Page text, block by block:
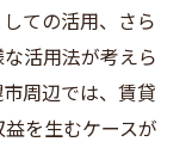
ての活用、さら
活用法が考えら
周辺では、賃貸
を生むケースが